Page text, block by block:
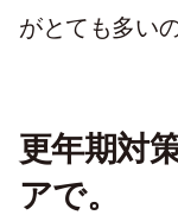
がとても多い
更年期対
アで。